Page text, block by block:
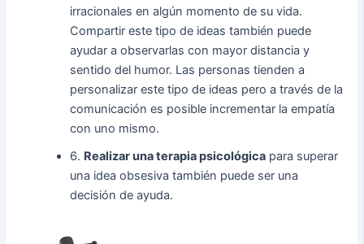
irracionales en algún momento de su vida.
Compartir este tipo de ideas también puede
ayudar a observarlas con mayor distancia y
sentido del humor. Las personas tienden a
personalizar este tipo de ideas pero a través de la
comunicación es posible incrementar la empatía
con uno mismo.
6. Realizar una terapia psicológica para superar
una idea obsesiva también puede ser una
decisión de ayuda.